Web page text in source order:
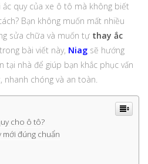
ắc quy của xe ô tô mà không biết
Bạn không muốn mất nhiều
sửa chữa và muốn tự thay ắc
bài viết này, Niag sẽ hướng
tại nhà để giúp bạn khắc phục vấn
nhanh chóng và an toàn.
cho ô tô?
mới đúng chuẩn